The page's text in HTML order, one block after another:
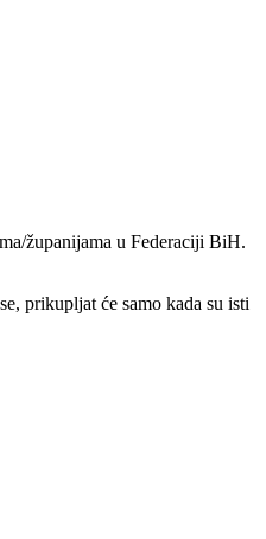
županijama u Federaciji BiH.
prikupljat će samo kada su isti